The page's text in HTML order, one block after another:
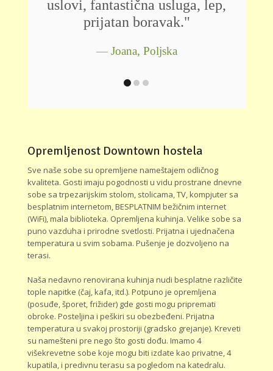
usluga, lep,
boravak."
sa izvrsnim i
osobljem!
Opremljenost Downtown hostela
Sve naše sobe su opremljene nameštajem odličnog
kvaliteta. Gosti imaju pogodnosti u vidu prostrane dnevne
sobe sa trpezarijskim stolom, stolicama, TV, kompjuter sa
besplatnim internetom, BESPLATNIM bežičnim internet
(WiFi), mala biblioteka. Opremljena kuhinja. Velike sobe sa
puno vazduha i prirodne svetlosti. Prijatna i ujednačena
temperatura u svim sobama. Pušenje je dozvoljeno na
terasi.
Naša nedavno renovirana kuhinja nudi besplatne različite
tople napitke (čaj, kafa, itd.). Potpuno je opremljena
(posuđe, šporet, frižider) gde gosti mogu pripremati
obroke. Posteljina i peškiri su obezbeđeni. Prijatna
temperatura u svakoj prostoriji (gradsko grejanje). Kreveti
su namešteni pre nego što gosti dođu. Imamo 4
višekrevetne sobe koje mogu biti izdate kao privatne, 4
kupatila, i predivnu terasu sa pogledom na katedralu.